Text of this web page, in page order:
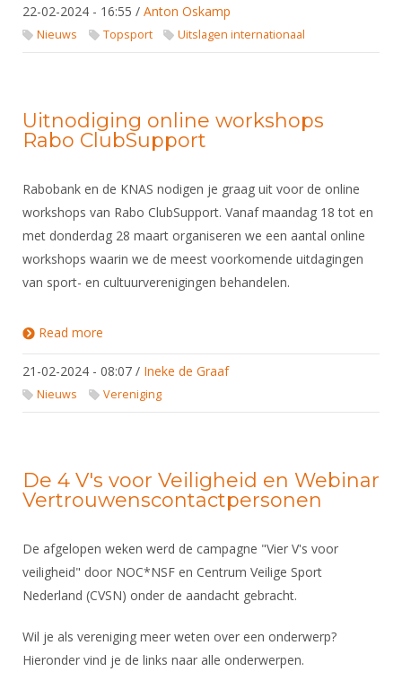
22-02-2024 - 16:55 / Anton Oskamp
Nieuws Topsport Uitslagen internationaal
Uitnodiging online workshops
Rabo ClubSupport
Rabobank en de KNAS nodigen je graag uit voor de online
workshops van Rabo ClubSupport. Vanaf maandag 18 tot en
met donderdag 28 maart organiseren we een aantal online
workshops waarin we de meest voorkomende uitdagingen
van sport- en cultuurverenigingen behandelen.
Read more
21-02-2024 - 08:07 / Ineke de Graaf
Nieuws Vereniging
De 4 V's voor Veiligheid en Webinar
Vertrouwenscontactpersonen
De afgelopen weken werd de campagne "Vier V's voor
veiligheid" door NOC*NSF en Centrum Veilige Sport
Nederland (CVSN) onder de aandacht gebracht.
Wil je als vereniging meer weten over een onderwerp?
Hieronder vind je de links naar alle onderwerpen.